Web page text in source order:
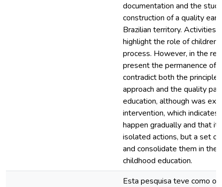
documentation and the
construction of a quality
Brazilian territory. Activities
highlight the role of children
process. However, in the
present the permanence of
contradict both the
approach and the quality
education, although was
intervention, which
happen gradually and that it
isolated actions, but a set
and consolidate them in
childhood education.
Esta pesquisa teve como